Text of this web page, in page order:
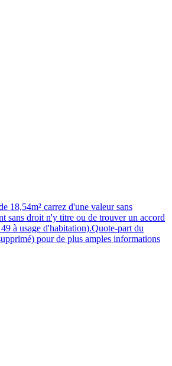
18,54m² carrez d'une valeur sans
sans droit n'y titre ou de trouver un accord
à usage d'habitation).Quote-part du
pour de plus amples informations